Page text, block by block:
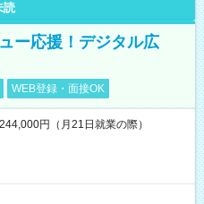
読
ー応援！デジタル広
WEB登録・面接OK
円（月21日就業の際）